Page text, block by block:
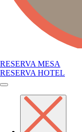
RESERVA MESA
RESERVA HOTEL